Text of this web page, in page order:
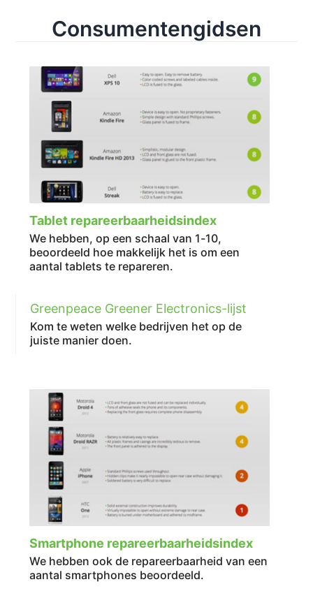
Consumentengidsen
Tablet repareerbaarheidsindex
We hebben, op een schaal van 1-10,
beoordeeld hoe makkelijk het is om een
aantal tablets te repareren.
Greenpeace Greener Electronics-lijst
Kom te weten welke bedrijven het op de
juiste manier doen.
Smartphone repareerbaarheidsindex
We hebben ook de repareerbaarheid van een
aantal smartphones beoordeeld.